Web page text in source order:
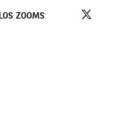
LOS ZOOMS